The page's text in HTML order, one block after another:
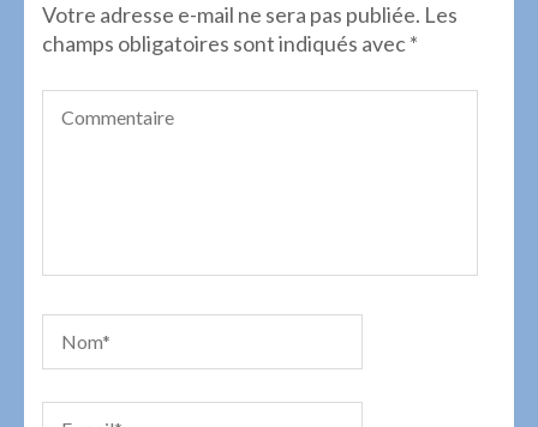
Votre adresse e-mail ne sera pas publiée. Les
champs obligatoires sont indiqués avec*